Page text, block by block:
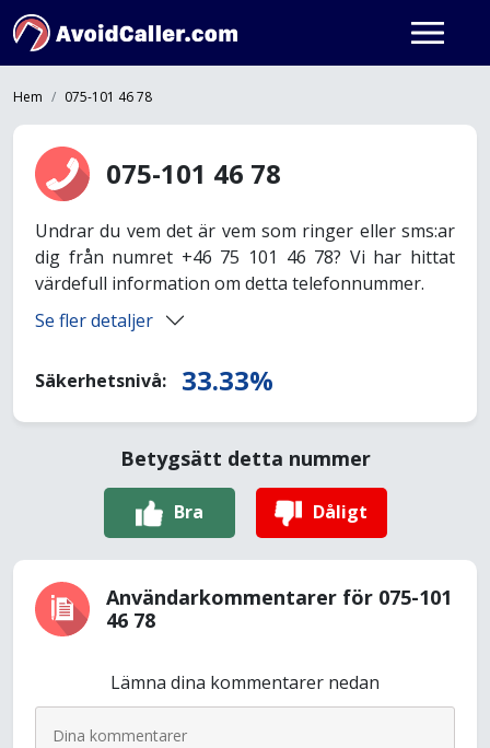
Hem 075-101 46 78
075-101 46 78
Undrar du vem det är vem som ringer eller sms:ar
dig från numret +46 75 101 46 78? Vi har hittat
värdefull information om detta telefonnummer.
Se fler detaljer
Säkerhetsnivå: 33.33%
Betygsätt detta nummer
Bra Dåligt
Användarkommentarer för 075-101
46 78
Lämna dina kommentarer nedan